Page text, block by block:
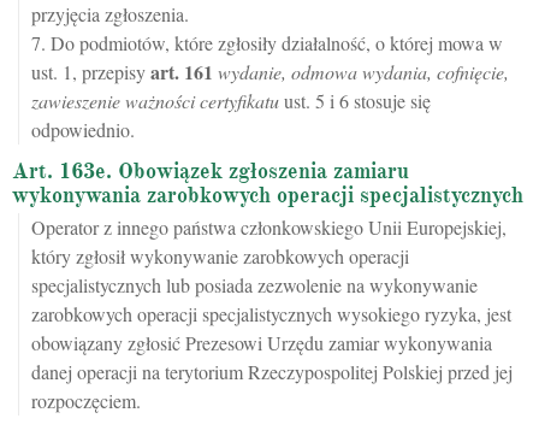
przyjęcia zgłoszenia.
7. Do podmiotów, które zgłosiły działalność, o której mowa w
ust. 1, przepisyart. 161 wydanie, odmowa wydania, cofnięcie,
zawieszenie ważności certyfikatuust. 5 i 6 stosuje się
odpowiednio.
Art. 163e. Obowiązek zgłoszenia zamiaru
wykonywania zarobkowych operacji specjalistycznych
Operator z innego państwa członkowskiego Unii Europejskiej,
który zgłosił wykonywanie zarobkowych operacji
specjalistycznych lub posiada zezwolenie na wykonywanie
zarobkowych operacji specjalistycznych wysokiego ryzyka, jest
obowiązany zgłosić Prezesowi Urzędu zamiar wykonywania
danej operacji na terytorium Rzeczypospolitej Polskiej przed jej
rozpoczęciem.